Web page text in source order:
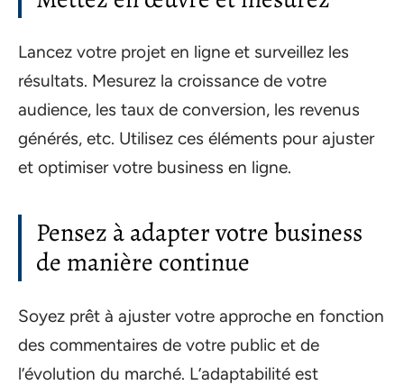
Lancez votre projet en ligne et surveillez les
résultats. Mesurez la croissance de votre
audience, les taux de conversion, les revenus
générés, etc. Utilisez ces éléments pour ajuster
et optimiser votre business en ligne.
Pensez à adapter votre business
de manière continue
Soyez prêt à ajuster votre approche en fonction
des commentaires de votre public et de
l’évolution du marché. L’adaptabilité est